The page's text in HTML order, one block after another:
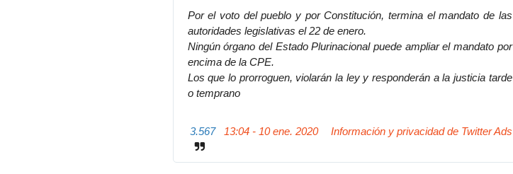
Por el voto del pueblo y por Constitución, termina el mandato de las
autoridades legislativas el 22 de enero.
Ningún órgano del Estado Plurinacional puede ampliar el mandato por
encima de la CPE.
Los que lo prorroguen, violarán la ley y responderán a la justicia tarde
o temprano
3.567 13:04 - 10 ene. 2020 Información y privacidad de Twitter Ads